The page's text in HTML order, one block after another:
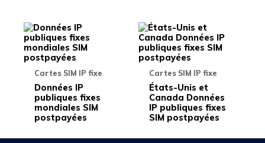
Cartes SIM IP fixe
Données IP
publiques fixes
mondiales SIM
postpayées
produit
plusieurs
options
peuvent
choisies
la
Cartes SIM IP fixe
États-Unis et
Canada Données
IP publiques fixes
SIM postpayées
la